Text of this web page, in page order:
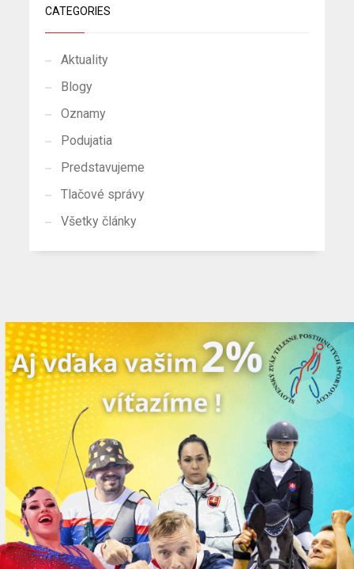
CATEGORIES
Aktuality
Blogy
Oznamy
Podujatia
Predstavujeme
Tlačové správy
Všetky články